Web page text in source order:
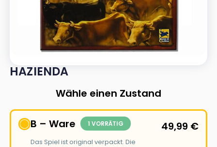
HAZIENDA
Wähle einen Zustand
B – Ware 1 VORRÄTIG
Das Spiel ist original verpackt. Die
49,99 €